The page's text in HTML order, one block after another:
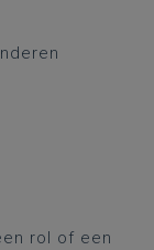
rol of een